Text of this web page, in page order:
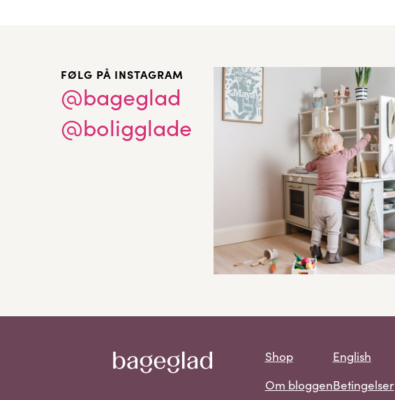
FØLG PÅ INSTAGRAM
@bageglad
@boligglade
Shop
Om bloggen
English
Betingelser